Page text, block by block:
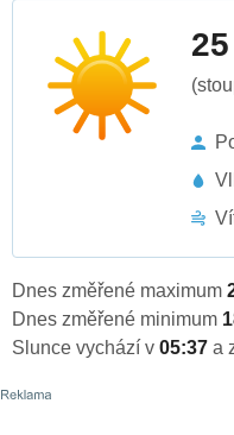
Dnes změřené maximum
Dnes změřené minimum
Slunce vychází v 05:37 a